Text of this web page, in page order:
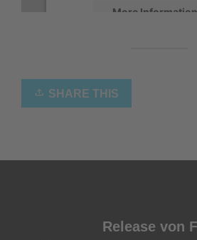
More Information
Management
SHARE THIS
Release von